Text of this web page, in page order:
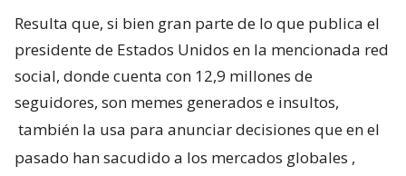
Resulta que, si bien gran parte de lo que publica el
presidente de Estados Unidos en la mencionada red
social, donde cuenta con 12,9 millones de
seguidores, son memes generados e insultos,
también la usa para anunciar decisiones que en el
pasado han sacudido a los mercados globales ,